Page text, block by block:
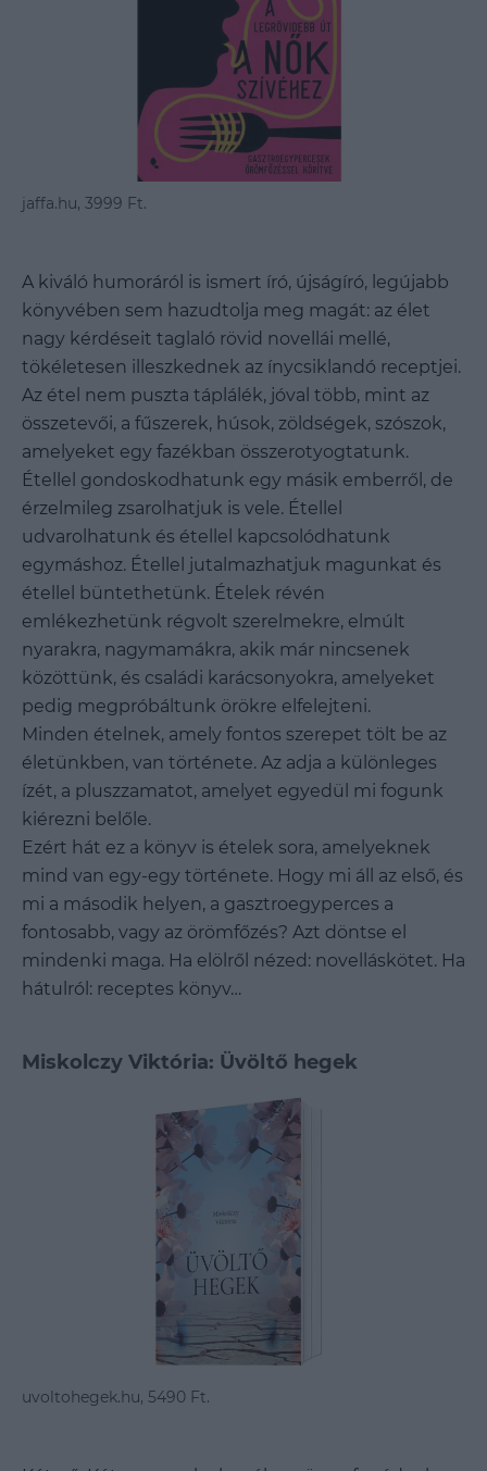
jaffa.hu, 3999 Ft.
A kiváló humoráról is ismert író, újságíró, legújabb
könyvében sem hazudtolja meg magát: az élet
nagy kérdéseit taglaló rövid novellái mellé,
tökéletesen illeszkednek az ínycsiklandó receptjei.
Az étel nem puszta táplálék, jóval több, mint az
összetevői, a fűszerek, húsok, zöldségek, szószok,
amelyeket egy fazékban összerotyogtatunk.
Étellel gondoskodhatunk egy másik emberről, de
érzelmileg zsarolhatjuk is vele. Étellel
udvarolhatunk és étellel kapcsolódhatunk
egymáshoz. Étellel jutalmazhatjuk magunkat és
étellel büntethetünk. Ételek révén
emlékezhetünk régvolt szerelmekre, elmúlt
nyarakra, nagymamákra, akik már nincsenek
közöttünk, és családi karácsonyokra, amelyeket
pedig megpróbáltunk örökre elfelejteni.
Minden ételnek, amely fontos szerepet tölt be az
életünkben, van története. Az adja a különleges
ízét, a pluszzamatot, amelyet egyedül mi fogunk
kiérezni belőle.
Ezért hát ez a könyv is ételek sora, amelyeknek
mind van egy-egy története. Hogy mi áll az első, és
mi a második helyen, a gasztroegyperces a
fontosabb, vagy az örömfőzés? Azt döntse el
mindenki maga. Ha elölről nézed: novelláskötet. Ha
hátulról: receptes könyv…
Miskolczy Viktória: Üvöltő hegek
uvoltohegek.hu, 5490 Ft.